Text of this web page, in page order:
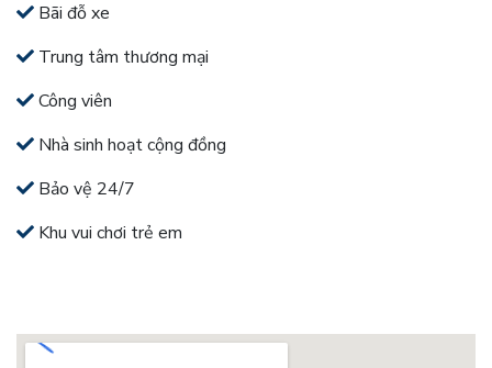
Bãi đỗ xe
Trung tâm thương mại
Công viên
Nhà sinh hoạt cộng đồng
Bảo vệ 24/7
Khu vui chơi trẻ em